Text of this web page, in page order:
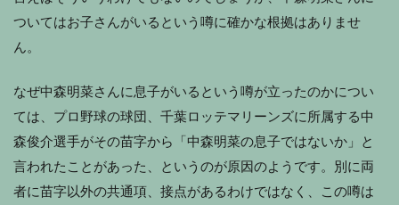
ついてはお子さんがいるという噂に確かな根拠はありませ
ん。
なぜ中森明菜さんに息子がいるという噂が立ったのかについ
ては、プロ野球の球団、千葉ロッテマリーンズに所属する中
森俊介選手がその苗字から「中森明菜の息子ではないか」と
言われたことがあった、というのが原因のようです。別に両
者に苗字以外の共通項、接点があるわけではなく、この噂は